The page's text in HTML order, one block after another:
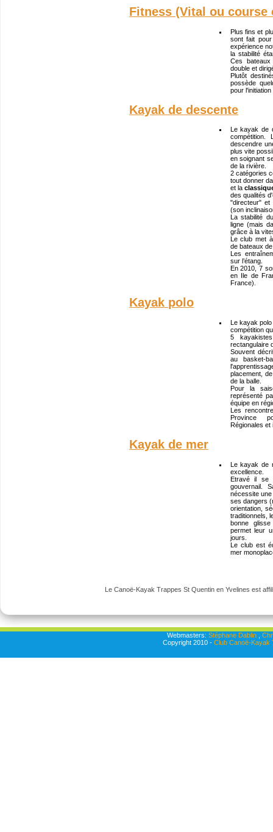
Fitness (Vital ou course
Plus fins et
sont fait
expérience
la stabilité
Ces
double et
Plutôt
possède
pour
Kayak de descente
Le kayak de
descendre
plus vite
en soignant
de la rivière.
2 catégories
tout donner
et la
des qualités
"directeur"
(son
La stabilité
ligne (mais
grâce à la
Le club met
de bateaux
Les
sur l’étang.
En 2010, 7
en Ile de
France).
Kayak polo
Le kayak
compétition
5
rectangulaire
Souvent
au basket-
placement,
de la balle.
Pour la
représenté
équipe en
Les
Province
Régionales et
Kayak de mer
Le kayak de
excellence.
Etravé il se
gouvernail.
nécessite
ses dangers
orientation,
traditionnels,
bonne
permet leur
jours.
Le club est
mer
Le Canoë-Kayak Trappes St Quentin en Yvelines est
Webmasters: Stéphane Dablin,
Copyright 2010 - Club Canoë-Kayak